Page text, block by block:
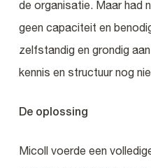
de organisatie. Maar had
geen capaciteit en
zelfstandig en grondig
kennis en structuur nog
De oplossing
Micoll voerde een